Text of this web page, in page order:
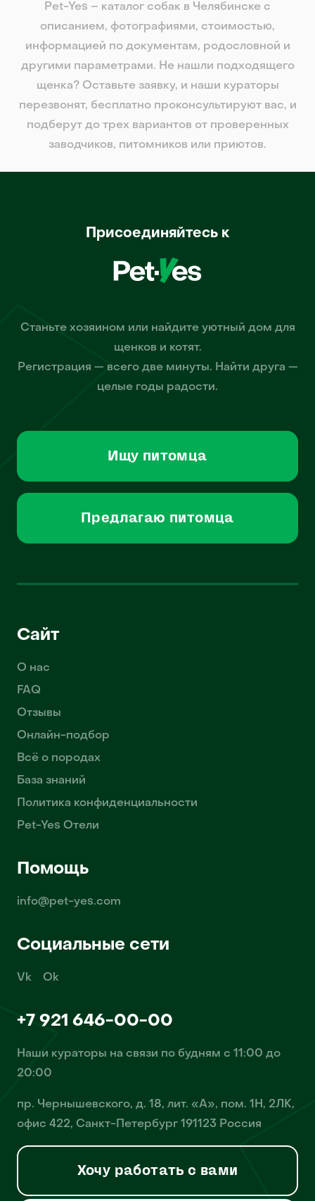
Pet-Yes – каталог собак в Челябинске с
описанием, фотографиями, стоимостью,
информацией по документам, родословной и
другими параметрами. Не нашли подходящего
щенка? Оставьте заявку, и наши кураторы
перезвонят, бесплатно проконсультируют вас, и
подберут до трех вариантов от проверенных
заводчиков, питомников или приютов.
Присоединяйтесь к
Станьте хозяином или найдите уютный дом для
щенков и котят.
Регистрация — всего две минуты. Найти друга —
целые годы радости.
Ищу питомца
Предлагаю питомца
Сайт
О нас
FAQ
Отзывы
Онлайн-подбор
Всё о породах
База знаний
Политика конфиденциальности
Pet-Yes Отели
Помощь
info@pet-yes.com
Социальные сети
Vk Ok
+7 921 646-00-00
Наши кураторы на связи по будням с 11:00 до
20:00
пр. Чернышевского, д. 18, лит. «А», пом. 1Н, 2ЛК,
офис 422, Санкт-Петербург 191123 Россия
Хочу работать с вами